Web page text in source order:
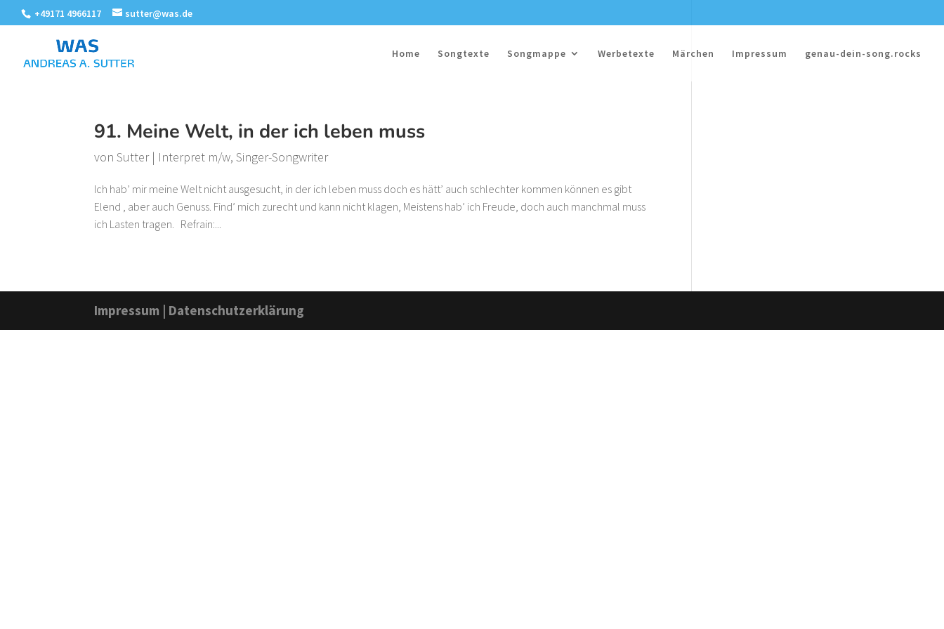
+49171 4966117 sutter@was.de
Home Songtexte Songmappe Werbetexte Märchen Impressum genau-dein-song.rocks
91. Meine Welt, in der ich leben muss
vonSutter| Interpret m/w,Singer-Songwriter
Ich hab’ mir meine Welt nicht ausgesucht, in der ich leben muss doch es hätt’ auch schlechter kommen können es gibt
Elend , aber auch Genuss. Find’ mich zurecht und kann nicht klagen, Meistens hab’ ich Freude, doch auch manchmal muss
ich Lasten tragen. Refrain:...
Impressum | Datenschutzerklärung